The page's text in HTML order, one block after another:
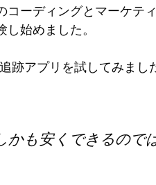
ーディングとマーケテ
始めました。
跡アプリを試してみま
かも安くできるので